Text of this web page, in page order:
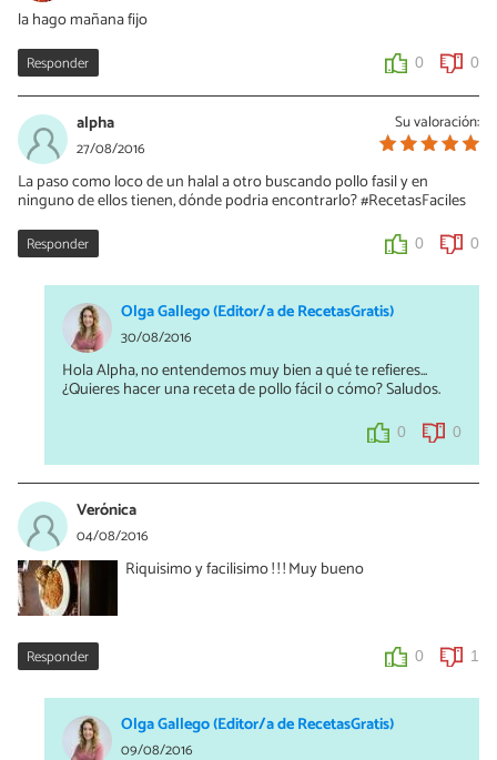
la hago mañana fijo
Responder 0 0
Su valoración:
alpha
27/08/2016
La paso como loco de un halal a otro buscando pollo fasil y en
ninguno de ellos tienen, dónde podria encontrarlo? #RecetasFaciles
Responder 0 0
Olga Gallego (Editor/a de RecetasGratis)
30/08/2016
Hola Alpha, no entendemos muy bien a qué te refieres...
¿Quieres hacer una receta de pollo fácil o cómo? Saludos.
0 0
Verónica
04/08/2016
Riquisimo y facilisimo ! ! ! Muy bueno
Responder 0 1
Olga Gallego (Editor/a de RecetasGratis)
09/08/2016